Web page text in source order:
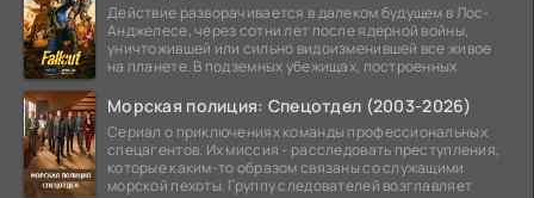
Действие разворачивается в далеком будущем в Лос-
Анджелесе, через сотни лет после ядерной войны,
уничтожившей или сильно видоизменившей все живое
на планете. В подземных убежищах, построенных
Морская полиция: Спецотдел (2003-2026)
Сериал о приключениях команды профессиональных
спецагентов. Их миссия - расследовать преступления,
которые каким-то образом связаны со служащими
морской пехоты. Группу следователей возглавляет